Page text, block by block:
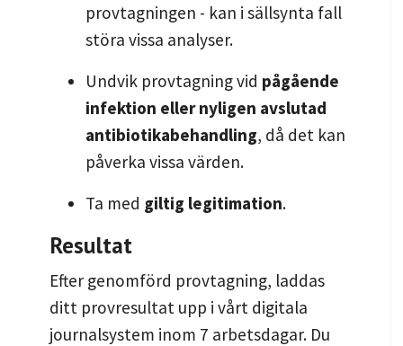
provtagningen - kan i sällsynta fall
störa vissa analyser.
Undvik provtagning vid pågående
infektion eller nyligen avslutad
antibiotikabehandling, då det kan
påverka vissa värden.
Ta med giltig legitimation.
Resultat
Efter genomförd provtagning, laddas
ditt provresultat upp i vårt digitala
journalsystem inom 7 arbetsdagar. Du